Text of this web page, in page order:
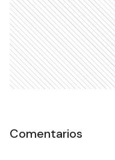
Comentarios